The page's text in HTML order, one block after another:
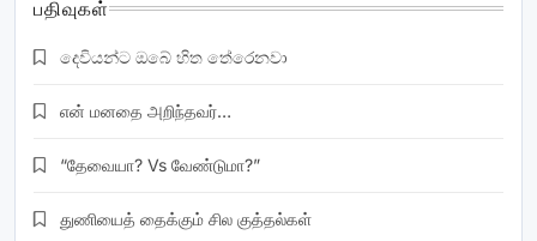
பதிவுகள்
දෙවියන්ට ඔබේ හිත තේරෙනවා
என் மனதை அறிந்தவர்…
“தேவையா? Vs வேண்டுமா?”
துணியைத் தைக்கும் சில குத்தல்கள்